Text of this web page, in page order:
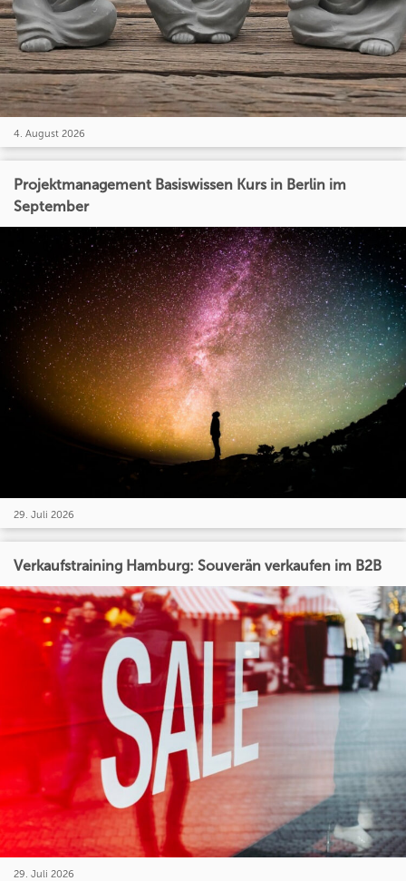
4. August 2026
Projektmanagement Basiswissen Kurs in Berlin im
September
29. Juli 2026
Verkaufstraining Hamburg: Souverän verkaufen im B2B
29. Juli 2026